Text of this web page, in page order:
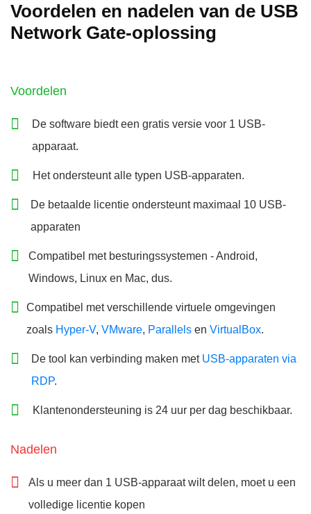
Voordelen en nadelen van de USB
Network Gate-oplossing
Voordelen
De software biedt een gratis versie voor 1 USB-
apparaat.
Het ondersteunt alle typen USB-apparaten.
De betaalde licentie ondersteunt maximaal 10 USB-
apparaten
Compatibel met besturingssystemen - Android,
Windows, Linux en Mac, dus.
Compatibel met verschillende virtuele omgevingen
zoals Hyper-V, VMware, Parallels en VirtualBox.
De tool kan verbinding maken met USB-apparaten via
RDP.
Klantenondersteuning is 24 uur per dag beschikbaar.
Nadelen
Als u meer dan 1 USB-apparaat wilt delen, moet u een
volledige licentie kopen